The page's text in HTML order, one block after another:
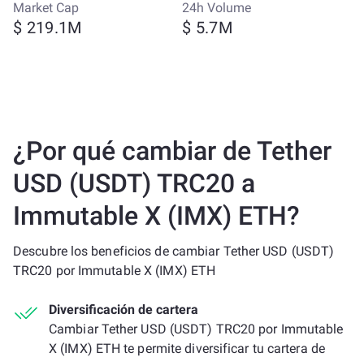
Market Cap
$ 219.1M
24h Volume
$ 5.7M
¿Por qué cambiar de Tether
USD (USDT) TRC20 a
Immutable X (IMX) ETH?
Descubre los beneficios de cambiar Tether USD (USDT)
TRC20 por Immutable X (IMX) ETH
Diversificación de cartera
Cambiar Tether USD (USDT) TRC20 por Immutable
X (IMX) ETH te permite diversificar tu cartera de